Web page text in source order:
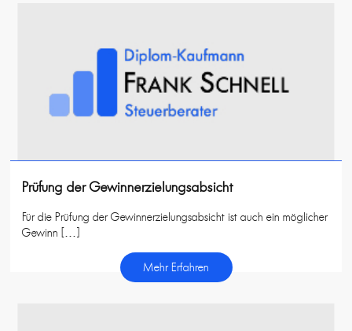
Prüfung der Gewinnerzielungsabsicht
Für die Prüfung der Gewinnerzielungsabsicht ist auch ein möglicher
Gewinn […]
Mehr Erfahren